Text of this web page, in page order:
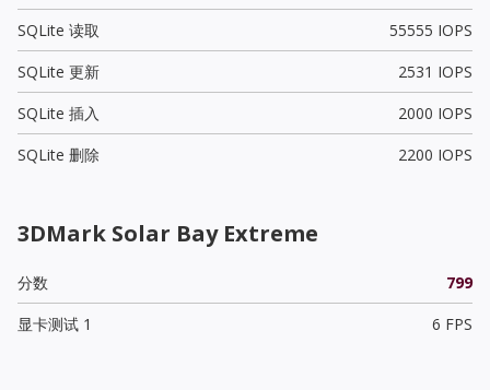
SQLite 读取
55555 IOPS
SQLite 更新
2531 IOPS
SQLite 插入
2000 IOPS
SQLite 删除
2200 IOPS
3DMark Solar Bay Extreme
分数
799
显卡测试 1
6 FPS